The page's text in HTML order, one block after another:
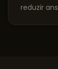
reduzir